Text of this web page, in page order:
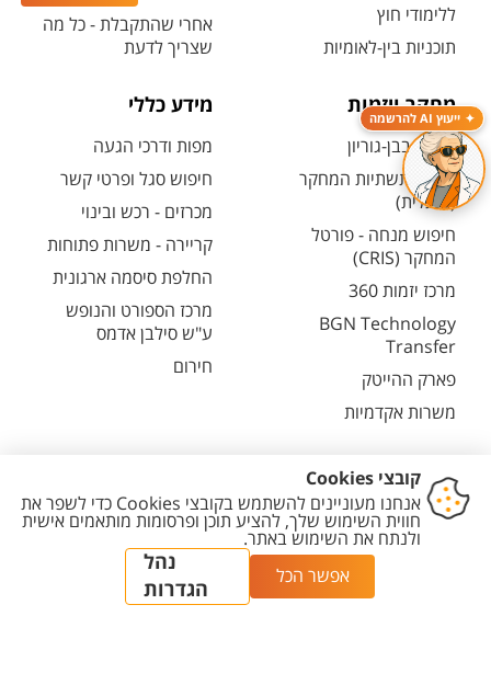
ייעוץ AI להרשמה
ללימודי חוץ
תוכניות בין-לאומיות
אחרי שהתקבלת - כל מה
שצריך לדעת
מחקר ויזמות
מחקר בבן-גוריון
קטלוג תשתיות המחקר
(אנגלית)
חיפוש מנחה - פורטל
המחקר (CRIS)
מרכז יזמות 360
BGN Technology
Transfer
פארק ההייטק
משרות אקדמיות
מידע כללי
מפות ודרכי הגעה
חיפוש סגל ופרטי קשר
מכרזים - רכש ובינוי
קריירה - משרות פתוחות
החלפת סיסמה ארגונית
מרכז הספורט והנופש
ע"ש סילבן אדמס
חירום
נגישות
מדיניות
מדיניות עריכת
תוכן